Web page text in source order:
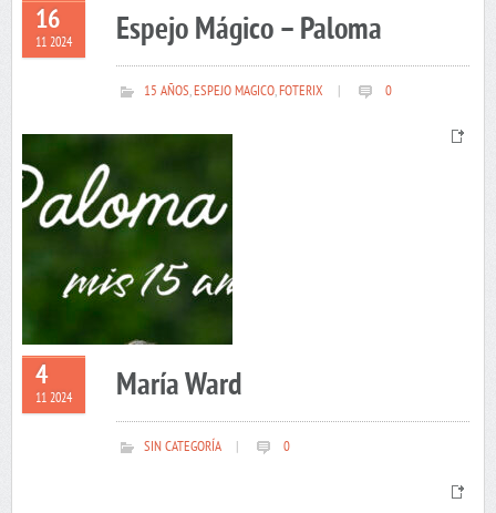
16
11 2024 Espejo Mágico – Paloma
15 AÑOS,ESPEJO MAGICO,FOTERIX 0
4
11 2024 María Ward
SIN CATEGORÍA 0